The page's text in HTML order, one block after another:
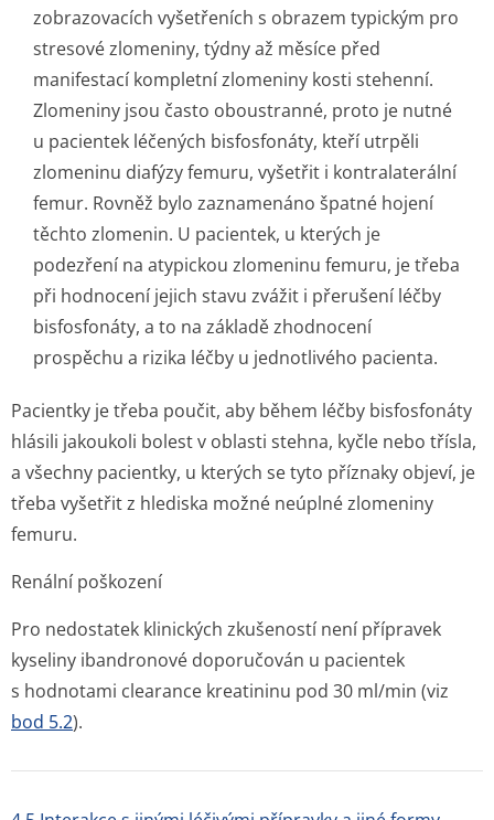
zobrazovacích vyšetřeních s obrazem typickým pro
stresové zlomeniny, týdny až měsíce před
manifestací kompletní zlomeniny kosti stehenní.
Zlomeniny jsou často oboustranné, proto je nutné
u pacientek léčených bisfosfonáty, kteří utrpěli
zlomeninu diafýzy femuru, vyšetřit i kontralaterální
femur. Rovněž bylo zaznamenáno špatné hojení
těchto zlomenin. U pacientek, u kterých je
podezření na atypickou zlomeninu femuru, je třeba
při hodnocení jejich stavu zvážit i přerušení léčby
bisfosfonáty, a to na základě zhodnocení
prospěchu a rizika léčby u jednotlivého pacienta.
Pacientky je třeba poučit, aby během léčby bisfosfonáty
hlásili jakoukoli bolest v oblasti stehna, kyčle nebo třísla,
a všechny pacientky, u kterých se tyto příznaky objeví, je
třeba vyšetřit z hlediska možné neúplné zlomeniny
femuru.
Renální poškození
Pro nedostatek klinických zkušeností není přípravek
kyseliny ibandronové doporučován u pacientek
s hodnotami clearance kreatininu pod 30 ml/min (viz
bod 5.2).